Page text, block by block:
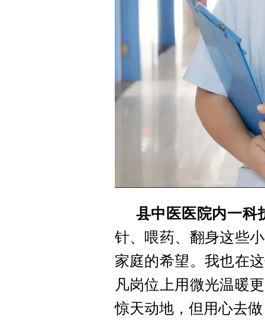
县中医医院内一科
针、喂药、翻身这些
家庭的希望。我也在
凡岗位上用微光温暖
惊天动地，但用心去